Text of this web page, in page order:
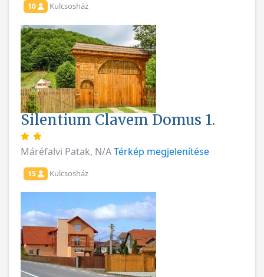
10 Kulcsosház
Silentium Clavem Domus 1.
Máréfalvi Patak, N/ATérkép megjelenítése
15 Kulcsosház